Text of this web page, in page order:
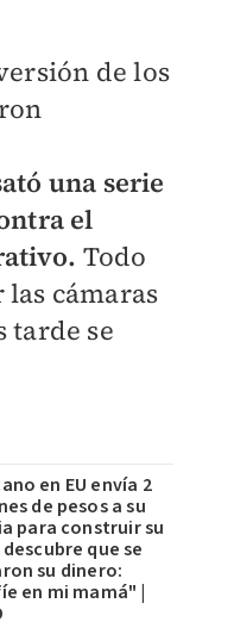
de los
una serie
el
Todo
cámaras
tarde se
en EU envía 2
de pesos a su
para construir su
que se
su dinero:
en mi mamá" |